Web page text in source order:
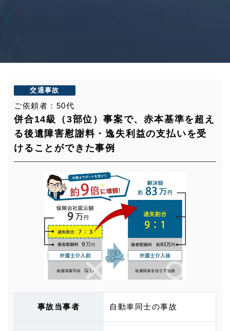
交通事故
ご依頼者：50代
併合14級（3部位）事案で、赤本基準を超え
る後遺障害慰謝料・逸失利益の支払いを受
けることができた事例
事故当事者 自動車同士の事故